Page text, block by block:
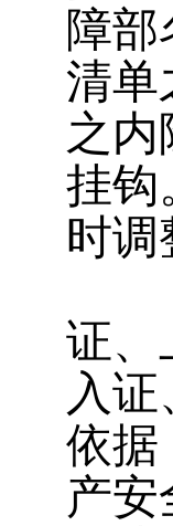
障
清单
之
挂钩
时调
证、
入
依据
产安